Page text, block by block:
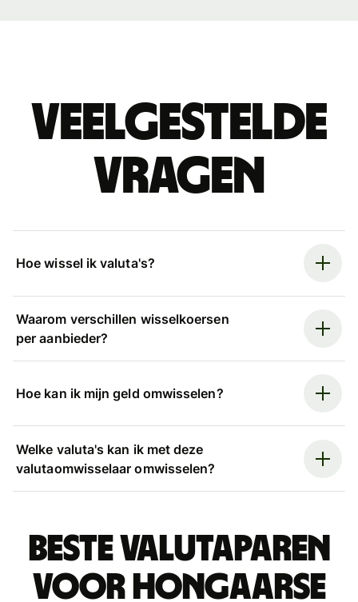
Veelgestelde
vragen
Hoe wissel ik valuta's?
Waarom verschillen wisselkoersen
per aanbieder?
Hoe kan ik mijn geld omwisselen?
Welke valuta's kan ik met deze
valutaomwisselaar omwisselen?
Beste valutaparen
voor Hongaarse